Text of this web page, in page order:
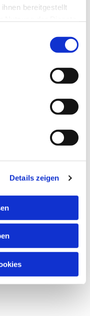
bereitgestellt
Details zeigen
auch